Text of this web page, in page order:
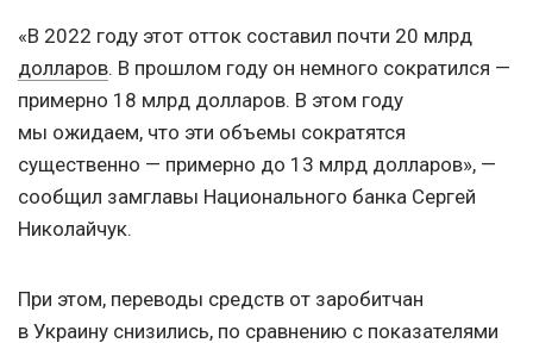
«В 2022 году этот отток составил почти 20 млрд
долларов. В прошлом году он немного сократился —
примерно 18 млрд долларов. В этом году
мы ожидаем, что эти объемы сократятся
существенно — примерно до 13 млрд долларов», —
сообщил замглавы Национального банка Сергей
Николайчук.
При этом, переводы средств от заробитчан
в Украину снизились, по сравнению с показателями